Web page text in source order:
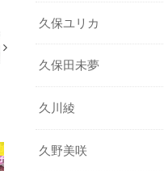
久保ユリカ
久保田未夢
久川綾
久野美咲